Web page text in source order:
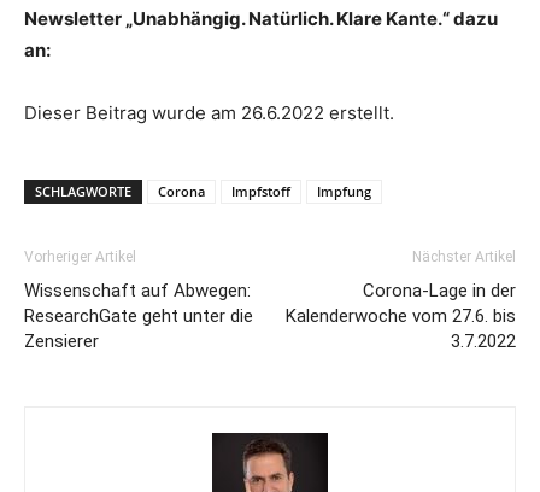
Newsletter „Unabhängig. Natürlich. Klare Kante.“ dazu
an:
Dieser Beitrag wurde am 26.6.2022 erstellt.
SCHLAGWORTE Corona Impfstoff Impfung
Vorheriger Artikel
Wissenschaft auf Abwegen:
ResearchGate geht unter die
Zensierer
Nächster Artikel
Corona-Lage in der
Kalenderwoche vom 27.6. bis
3.7.2022